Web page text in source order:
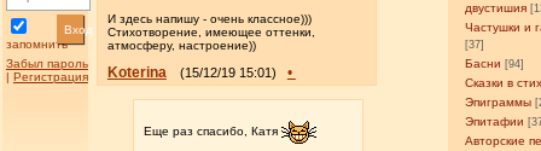
запомнить
Вход
Забыл пароль
| Регистрация
двустишия
Частушки и
[37]
Басни [94]
Сказки в
Эпиграммы
Эпитафии
Авторские
И здесь напишу - очень классное)))
Стихотворение, имеющее оттенки,
атмосферу, настроение))
Koterina (15/12/19 15:01) •
Еще раз спасибо, Катя